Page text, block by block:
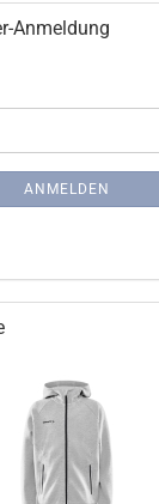
Anmeldung
ANMELDEN